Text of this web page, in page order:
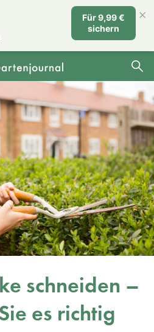
schneiden –
es richtig
Für 9,99 €
sichern
×